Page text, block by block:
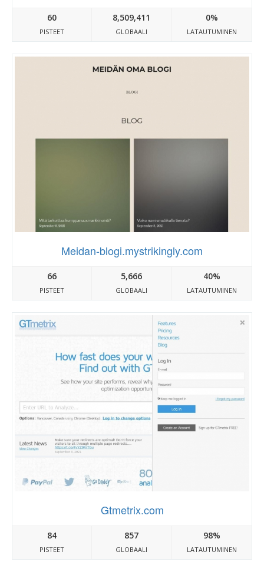
60
PISTEET
8,509,411
GLOBAALI
0%
LATAUTUMINEN
Meidan-blogi.mystrikingly.com
66
PISTEET
5,666
GLOBAALI
40%
LATAUTUMINEN
Gtmetrix.com
84
PISTEET
857
GLOBAALI
98%
LATAUTUMINEN